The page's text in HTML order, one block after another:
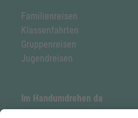
Familienreisen
Klassenfahrten
Gruppenreisen
Jugendreisen
Im Handumdrehen da